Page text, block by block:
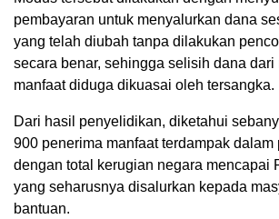
pembayaran untuk menyalurkan dana
yang telah diubah tanpa dilakukan
secara benar, sehingga selisih dana dari
manfaat diduga dikuasai oleh tersangka.
Dari hasil penyelidikan, diketahui
900 penerima manfaat terdampak dalam
dengan total kerugian negara mencapai
yang seharusnya disalurkan kepada
bantuan.